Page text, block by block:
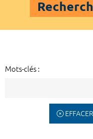
Mots-clés :
EFFACER